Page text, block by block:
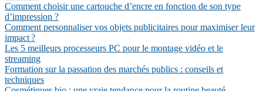
Comment choisir une cartouche d’encre en fonction de son type
d’impression ?
Comment personnaliser vos objets publicitaires pour maximiser leur
impact ?
Les 5 meilleurs processeurs PC pour le montage vidéo et le
streaming
Formation sur la passation des marchés publics : conseils et
techniques